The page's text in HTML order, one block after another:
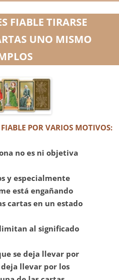
FIABLE TIRARSE
UNO MISMO
POR VARIOS MOTIVOS:
no es ni objetiva
y especialmente
está engañando
cartas en un estado
al significado
se deja llevar por
llevar por los